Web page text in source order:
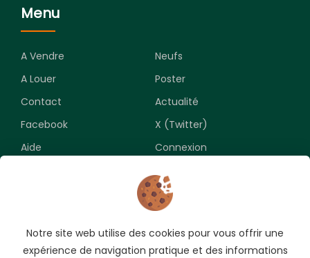
Menu
A Vendre
Neufs
A Louer
Poster
Contact
Actualité
Facebook
X (Twitter)
Aide
Connexion
Souscrivez pour recevoir les meilleures opportunités.
Notre site web utilise des cookies pour vous offrir une
expérience de navigation pratique et des informations